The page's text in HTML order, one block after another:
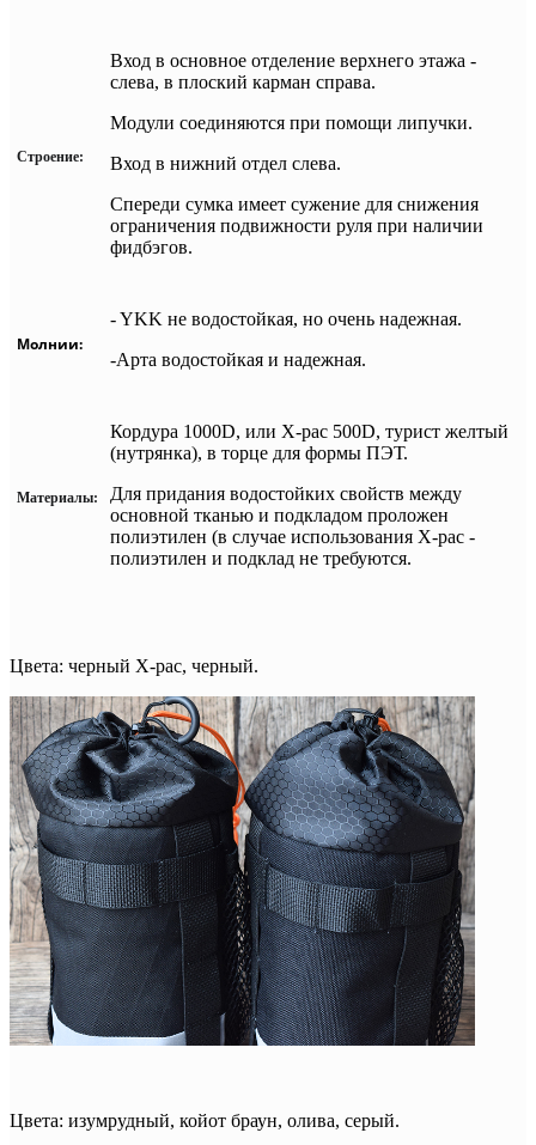
Строение:
Вход в основное отделение верхнего этажа -
слева, в плоский карман справа.
Модули соединяются при помощи липучки.
Вход в нижний отдел слева.
Спереди сумка имеет сужение для снижения
ограничения подвижности руля при наличии
фидбэгов.
Молнии:
- YKK не водостойкая, но очень надежная.
-Арта водостойкая и надежная.
Материалы:
Кордура 1000D, или X-pac 500D, турист желтый
(нутрянка), в торце для формы ПЭТ.
Для придания водостойких свойств между
основной тканью и подкладом проложен
полиэтилен (в случае использования X-pac -
полиэтилен и подклад не требуются.
Цвета: черный X-pac, черный.
Цвета: изумрудный, койот браун, олива, серый.